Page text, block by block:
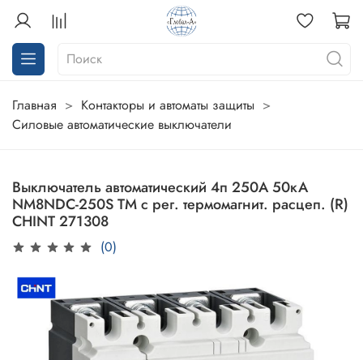
Главная
Контакторы и автоматы защиты
Силовые автоматические выключатели
Выключатель автоматический 4п 250А 50кА
NM8NDC-250S TM с рег. термомагнит. расцеп. (R)
CHINT 271308
(0)